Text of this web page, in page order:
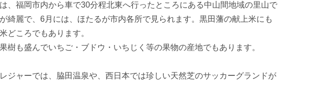
、福岡市内から車で30分程北東へ行ったところにある中山間地域の里山で
綺麗で、6月には、ほたるが市内各所で見られます。黒田藩の献上米にも
どころでもあります。
樹も盛んでいちご・ブドウ・いちじく等の果物の産地でもあります。
ジャーでは、脇田温泉や、西日本では珍しい天然芝のサッカーグランドが